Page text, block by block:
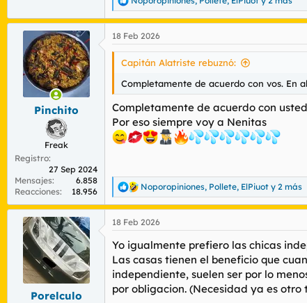
R
e
a
c
c
n
e
s
Pinchito
Freak
Registro
27 Sep 2024
Mensajes
6.858
Reacciones
18.956
18 Feb 2026
Capitán Alatriste rebuznó:
Completamente de acuerdo con vos. En
Completamente de acuerdo con usted
Por eso siempre voy a Nenitas
R
e
a
c
i
o
e
s
Noporopiniones, Pollete, ElPiuot y 2 más
Porelculo
18 Feb 2026
Yo igualmente prefiero las chicas
Las casas tienen el beneficio que
independiente, suelen ser por lo
por obligacion. (Necesidad ya es otro